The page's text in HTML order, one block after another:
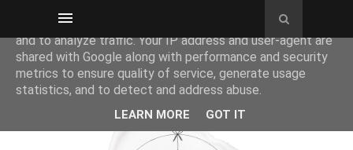
This site uses cookies from Google to deliver its services
and to analyze traffic. Your IP address and user-agent are
shared with Google along with performance and security
metrics to ensure quality of service, generate usage
statistics, and to detect and address abuse.
LEARN MORE GOT IT